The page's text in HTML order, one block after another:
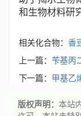
和生物材料研
相关化合物： 香
上一篇： 苄基丙
下一篇： 甲基乙
版权声明： 本站